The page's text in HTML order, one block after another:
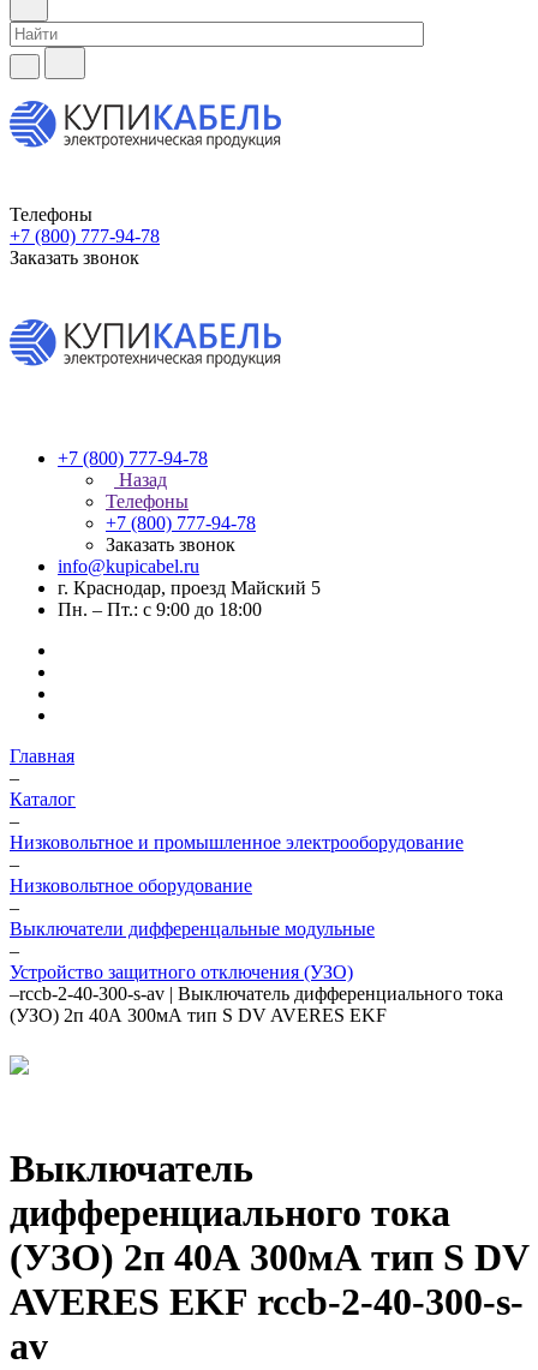
Телефоны
+7 (800) 777-94-78
Заказать звонок
+7 (800) 777-94-78
Назад
Телефоны
+7 (800) 777-94-78
Заказать звонок
info@kupicabel.ru
г. Краснодар, проезд Майский 5
Пн. – Пт.: с 9:00 до 18:00
Главная
–
Каталог
–
Низковольтное и промышленное электрооборудование
–
Низковольтное оборудование
–
Выключатели дифференцальные модульные
–
Устройство защитного отключения (УЗО)
–rccb-2-40-300-s-av | Выключатель дифференциального тока
(УЗО) 2п 40А 300мА тип S DV AVERES EKF
Выключатель
дифференциального тока
(УЗО) 2п 40А 300мА тип S DV
AVERES EKF rccb-2-40-300-s-
av